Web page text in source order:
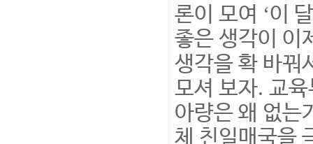
론이 모여 ‘이
좋은 생각이 이
생각을 확 바꿔
모셔 보자. 교
아량은 왜 없는
체 친일매국을